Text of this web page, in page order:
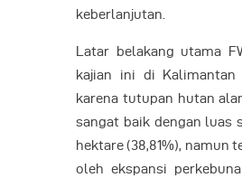
keberlanjutan.
Latar belakang utama
kajian ini di Kalimantan
karena tutupan hutan
sangat baik dengan luas
hektare (38,81%), namun
oleh ekspansi